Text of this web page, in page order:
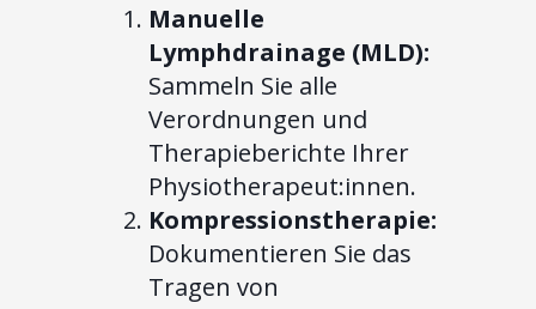
Manuelle
Lymphdrainage (MLD):
Sammeln Sie alle
Verordnungen und
Therapieberichte Ihrer
Physiotherapeut:innen.
Kompressionstherapie:
Dokumentieren Sie das
Tragen von